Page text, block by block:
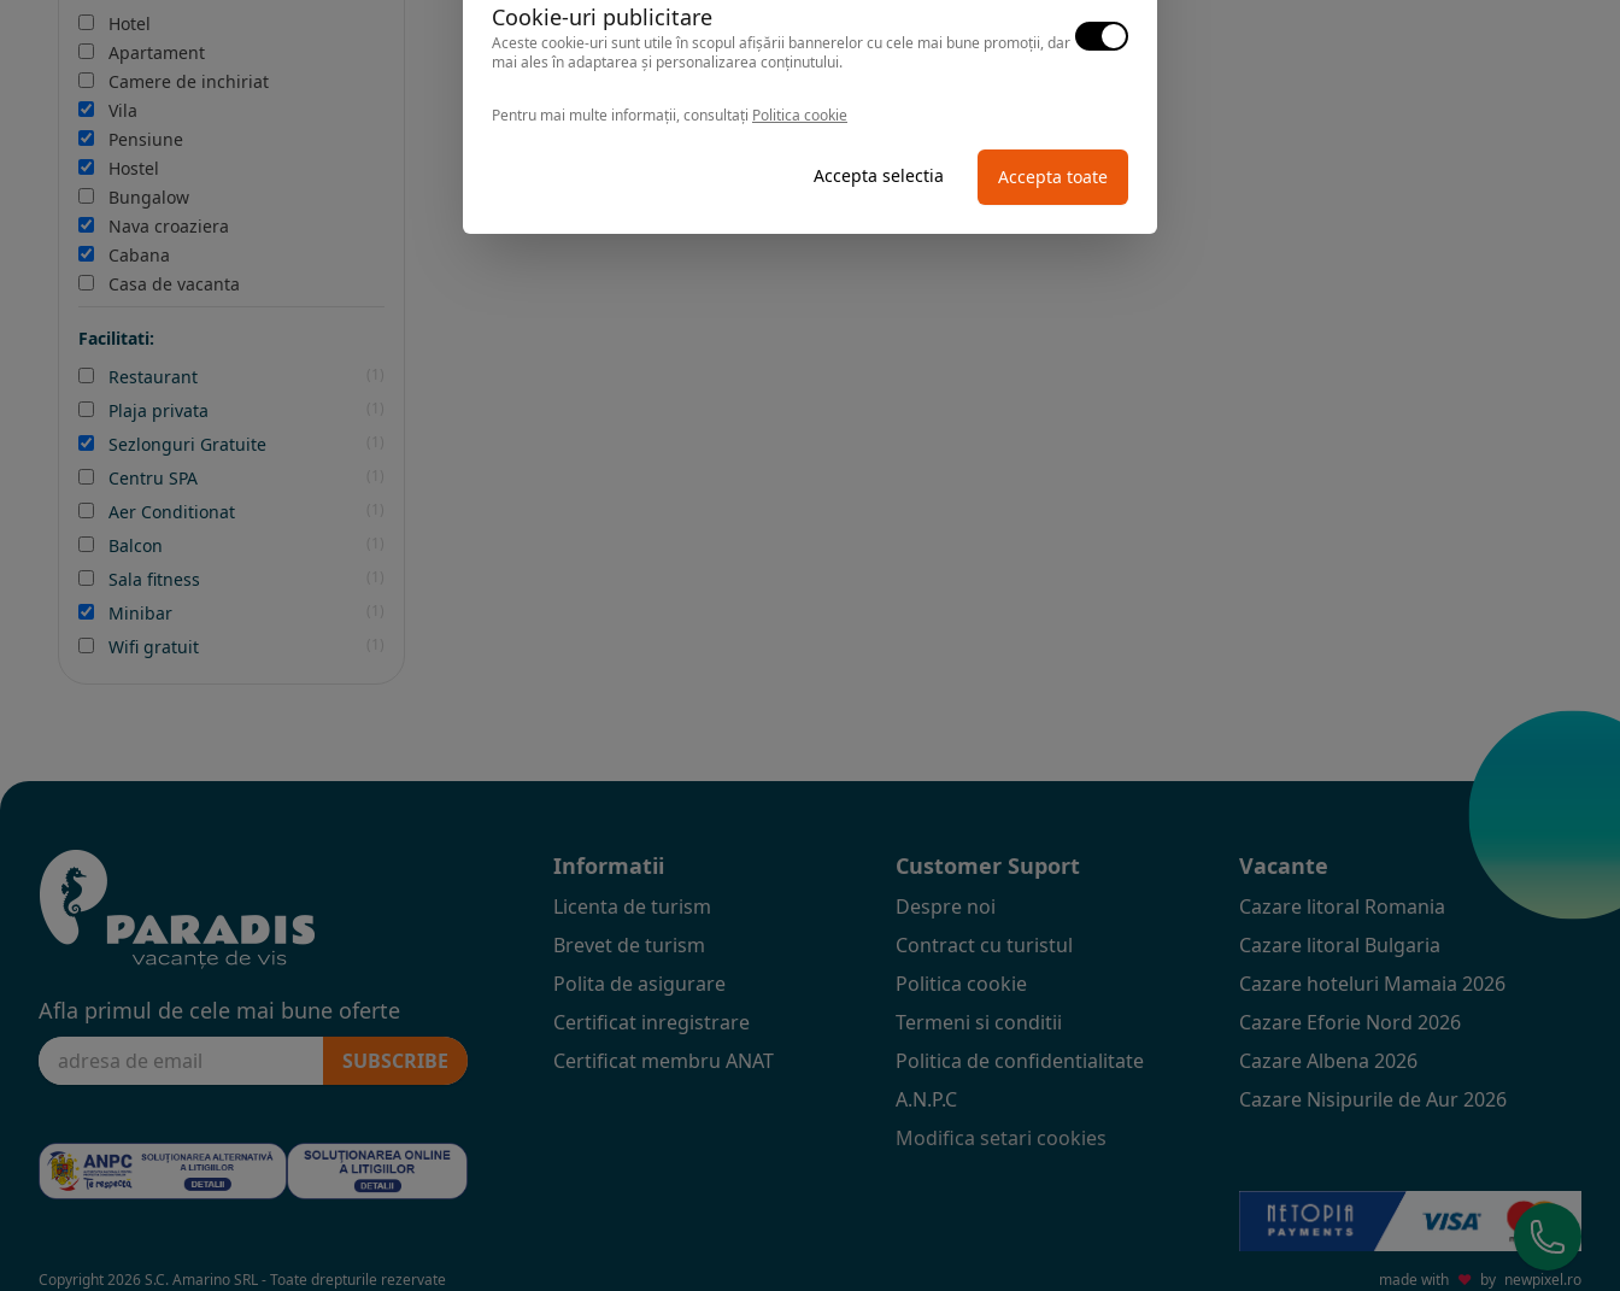
Hotel
Apartament
Camere de inchiriat
Vila
Pensiune
Hostel
Bungalow
Nava croaziera
Cabana
Casa de vacanta
Facilitati:
Restaurant
Plaja privata
Sezlonguri Gratuite
Centru SPA
Aer Conditionat
Balcon
Sala fitness
Minibar
Wifi gratuit
Afla primul de cele mai bune oferte
SUBSCRIBE
Informatii
Licenta de turism
Brevet de turism
Polita de asigurare
Certificat inregistrare
Certificat membru ANAT
Customer Suport
Despre noi
Contract cu turistul
Politica cookie
Termeni si conditii
Politica de confidentialitate
A.N.P.C
Modifica setari cookies
Vacante
Cazare litoral Romania
Cazare litoral Bulgaria
Cazare hoteluri Mamaia 2026
Cazare Eforie Nord 2026
Cazare Albena 2026
Cazare Nisipurile de Aur 2026
Copyright 2026 S.C. Amarino SRL - Toate drepturile rezervate
made with ♥ by newpixel.ro
Cookie-uri publicitare
Aceste cookie-uri sunt utile în scopul afișării bannerelor cu cele mai bune promoții, dar
mai ales în adaptarea și personalizarea conținutului.
Pentru mai multe informații, consultați Politica cookie
Accepta selectia Accepta toate